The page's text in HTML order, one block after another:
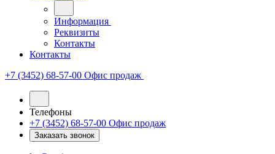
Информация
Реквизиты
Контакты
Контакты
+7 (3452) 68-57-00 Офис продаж
Телефоны
+7 (3452) 68-57-00 Офис продаж
Заказать звонок